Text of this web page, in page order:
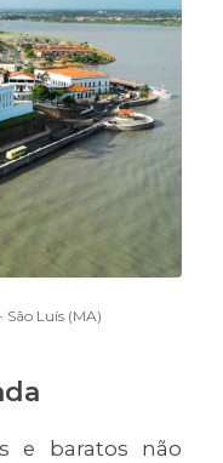
Luís (MA)
e baratos não